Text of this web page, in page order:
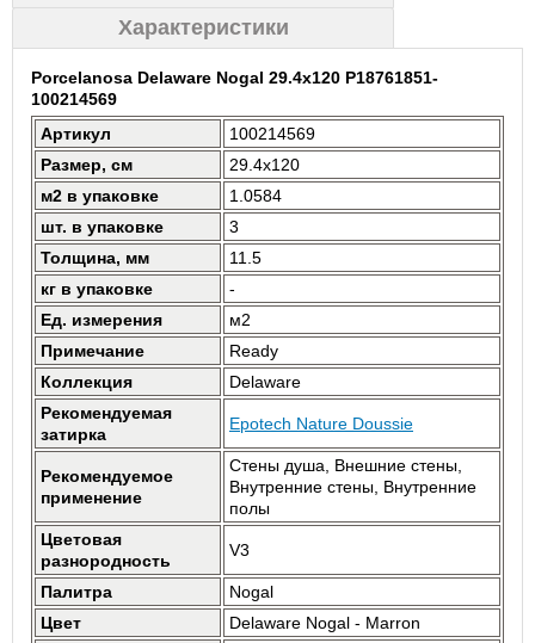
Характеристики
Porcelanosa Delaware Nogal 29.4x120 P18761851-
100214569
Артикул
100214569
Размер, см
29.4x120
м2 в упаковке
1.0584
шт. в упаковке
3
Толщина, мм
11.5
кг в упаковке
-
Ед. измерения
м2
Примечание
Ready
Коллекция
Delaware
Рекомендуемая
затирка
Epotech Nature Doussie
Рекомендуемое
применение
Стены душа, Внешние стены,
Внутренние стены, Внутренние
полы
Цветовая
разнородность
V3
Палитра
Nogal
Цвет
Delaware Nogal - Marron